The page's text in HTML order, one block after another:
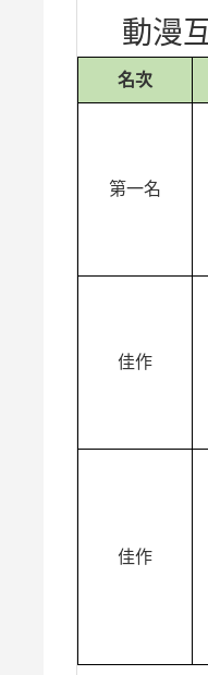
動漫
名次
第一名
佳作
佳作